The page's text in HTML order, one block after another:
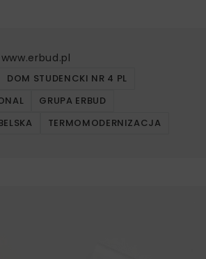
www.erbud.pl
DOM STUDENCKI NR 4 PL
GRUPA ERBUD
TERMOMODERNIZACJA